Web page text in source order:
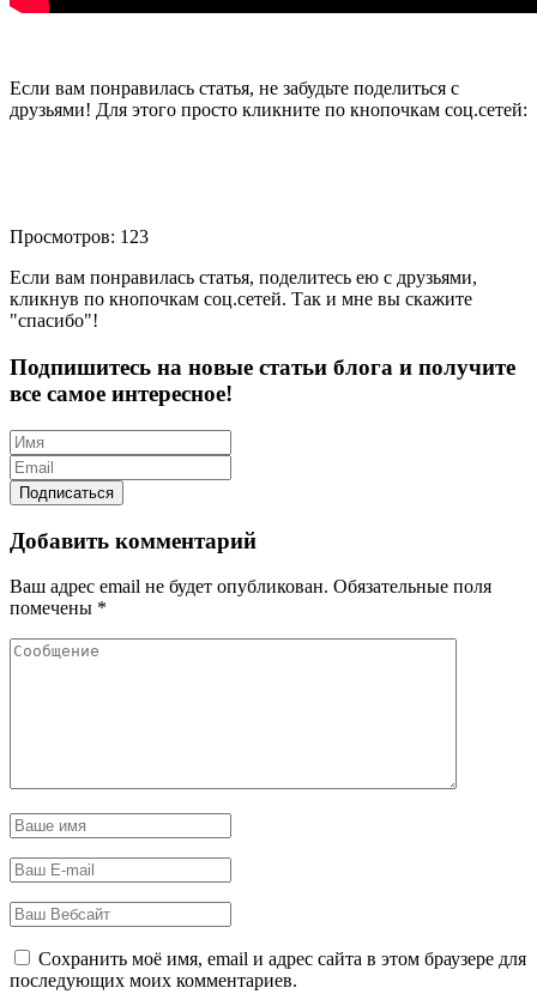
Если вам понравилась статья, не забудьте поделиться с
друзьями! Для этого просто кликните по кнопочкам соц.сетей:
Просмотров: 123
Если вам понравилась статья, поделитесь ею с друзьями,
кликнув по кнопочкам соц.сетей. Так и мне вы скажите
"спасибо"!
Подпишитесь на новые статьи блога и получите
все самое интересное!
Добавить комментарий
Ваш адрес email не будет опубликован. Обязательные поля
помечены *
Сохранить моё имя, email и адрес сайта в этом браузере для
последующих моих комментариев.